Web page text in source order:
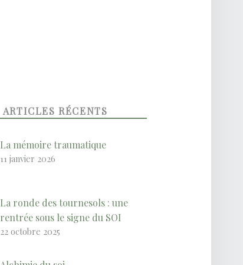
ARTICLES RÉCENTS
La mémoire traumatique
11 janvier 2026
La ronde des tournesols : une
rentrée sous le signe du SOI
22 octobre 2025